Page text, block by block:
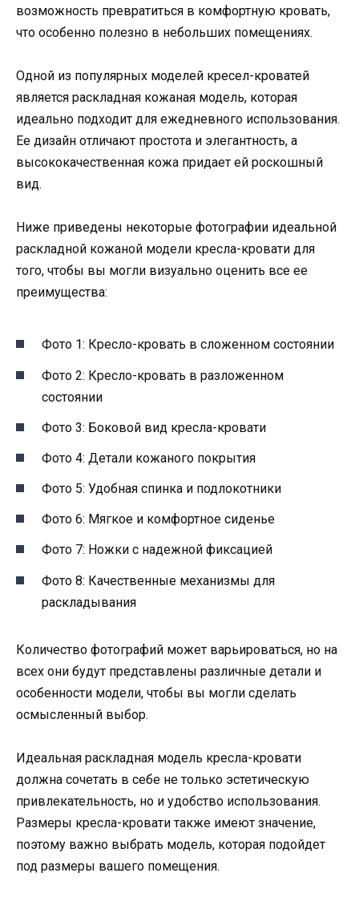
возможность превратиться в комфортную кровать,
что особенно полезно в небольших помещениях.
Одной из популярных моделей кресел-кроватей
является раскладная кожаная модель, которая
идеально подходит для ежедневного использования.
Ее дизайн отличают простота и элегантность, а
высококачественная кожа придает ей роскошный
вид.
Ниже приведены некоторые фотографии идеальной
раскладной кожаной модели кресла-кровати для
того, чтобы вы могли визуально оценить все ее
преимущества:
Фото 1: Кресло-кровать в сложенном состоянии
Фото 2: Кресло-кровать в разложенном
состоянии
Фото 3: Боковой вид кресла-кровати
Фото 4: Детали кожаного покрытия
Фото 5: Удобная спинка и подлокотники
Фото 6: Мягкое и комфортное сиденье
Фото 7: Ножки с надежной фиксацией
Фото 8: Качественные механизмы для
раскладывания
Количество фотографий может варьироваться, но на
всех они будут представлены различные детали и
особенности модели, чтобы вы могли сделать
осмысленный выбор.
Идеальная раскладная модель кресла-кровати
должна сочетать в себе не только эстетическую
привлекательность, но и удобство использования.
Размеры кресла-кровати также имеют значение,
поэтому важно выбрать модель, которая подойдет
под размеры вашего помещения.